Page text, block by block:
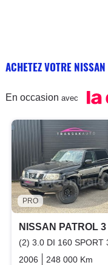
ACHETEZ VOTRE
En occasion avec
PRO
NISSAN PATROL 3
(2) 3.0 DI 160 SPORT
2006
248 000 Km